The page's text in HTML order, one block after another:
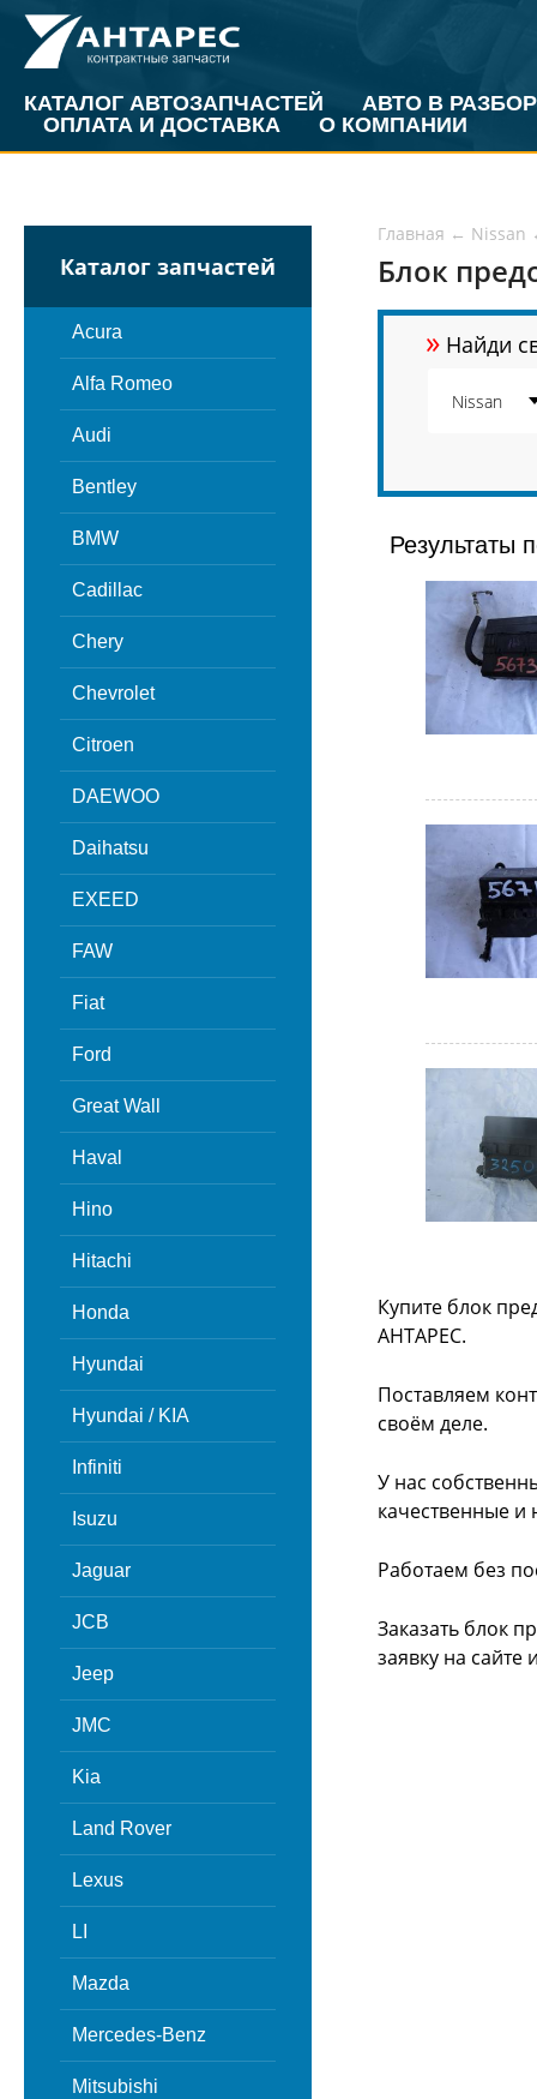
КАТАЛОГ АВТОЗАПЧАСТЕЙ
АВТО В РАЗБОР
ОПЛАТА И ДОСТАВКА
О КОМПАНИИ
Каталог запчастей
Acura
Alfa Romeo
Audi
Bentley
BMW
Cadillac
Chery
Chevrolet
Citroen
DAEWOO
Daihatsu
EXEED
FAW
Fiat
Ford
Great Wall
Haval
Hino
Hitachi
Honda
Hyundai
Hyundai / KIA
Infiniti
Isuzu
Jaguar
JCB
Jeep
JMC
Kia
Land Rover
Lexus
LI
Mazda
Mercedes-Benz
Mitsubishi
Главная ← Nissan
Блок
» Найди
Результаты
Купите блок
АНТАРЕС.
Поставляем
своём деле.
У нас
качественные и
Работаем без
Заказать блок
заявку на сайте